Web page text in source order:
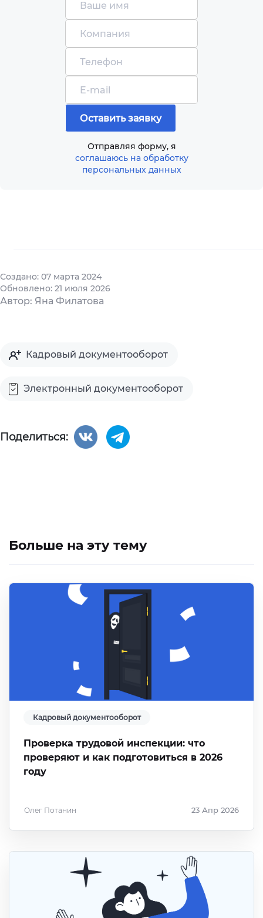
Отправляя форму, я
соглашаюсь на обработку
персональных данных
Создано: 07 марта 2024
Обновлено: 21 июля 2026
Автор: Яна Филатова
Кадровый документооборот
Электронный документооборот
Поделиться:
Больше на эту тему
Кадровый документооборот
Проверка трудовой инспекции: что
проверяют и как подготовиться в 2026
году
Олег Потанин 23 Апр 2026